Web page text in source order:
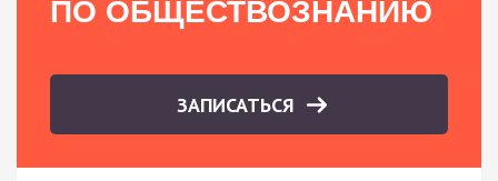
ПО ОБЩЕСТВОЗНАНИЮ
ЗАПИСАТЬСЯ